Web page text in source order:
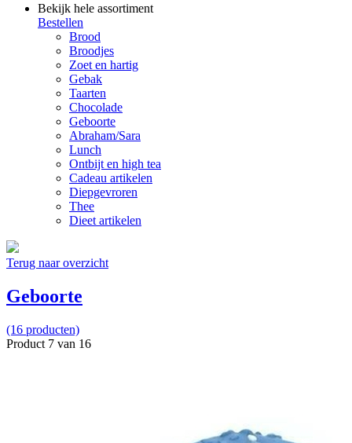
Bekijk hele assortiment
Bestellen
Brood
Broodjes
Zoet en hartig
Gebak
Taarten
Chocolade
Geboorte
Abraham/Sara
Lunch
Ontbijt en high tea
Cadeau artikelen
Diepgevroren
Thee
Dieet artikelen
Terug naar overzicht
Geboorte
(16 producten)
Product 7 van 16